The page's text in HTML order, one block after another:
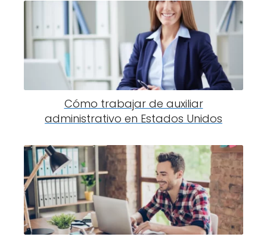
Cómo trabajar de auxiliar
administrativo en Estados Unidos